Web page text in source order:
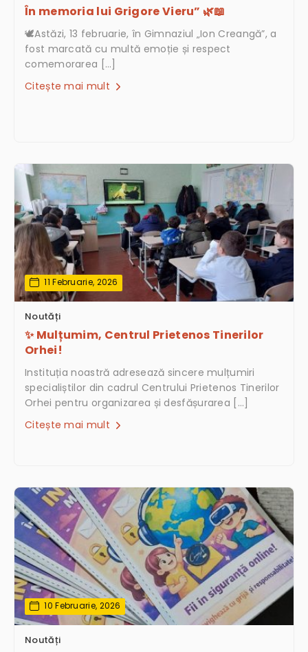
În memoria lui Grigore Vieru” 🌿📖
🕊️Astăzi, 13 februarie, în Gimnaziul „Ion Creangă”, a
fost marcată cu multă emoție și respect
comemorarea […]
Citește mai mult
11 Februarie, 2026
Noutăți
✨ Mulțumim, Centrul Prietenos Tinerilor
Orhei!
Instituția noastră adresează sincere mulțumiri
specialiștilor din cadrul Centrului Prietenos Tinerilor
Orhei pentru organizarea și desfășurarea […]
Citește mai mult
10 Februarie, 2026
Noutăți